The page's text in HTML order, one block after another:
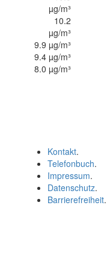
µg/m³
10.2
µg/m³
9.9 µg/m³
9.4 µg/m³
8.0 µg/m³
Kontakt.
Telefonbuch.
Impressum.
Datenschutz.
Barrierefreiheit.